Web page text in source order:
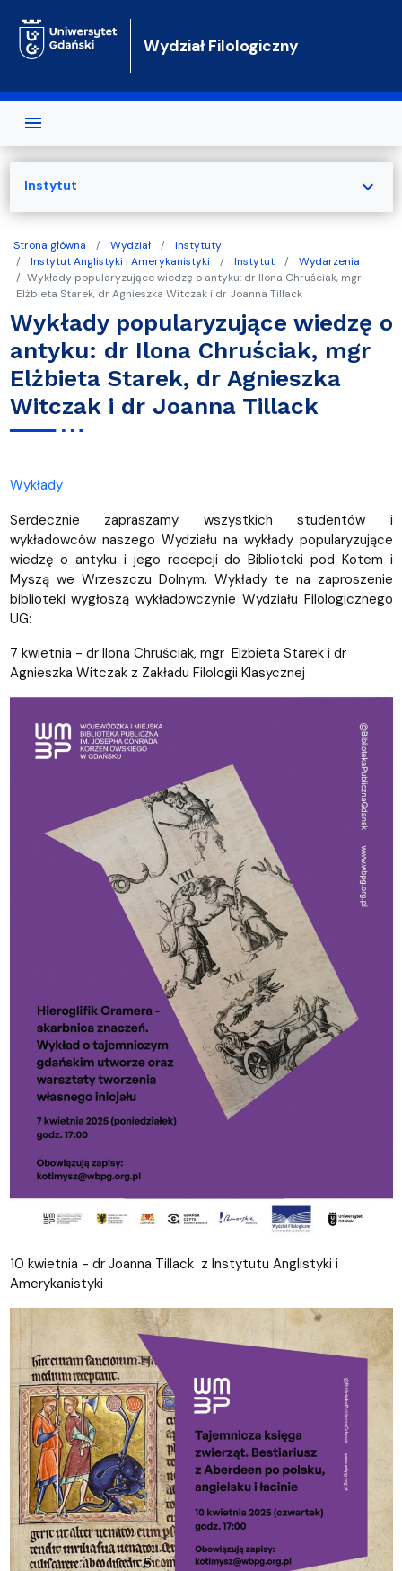
Wydział Filologiczny
Strona główna Wydział
Instytuty
Instytut Anglistyki i Amerykanistyki
Instytut
Wydarzenia
Wykłady popularyzujące wiedzę o antyku: dr Ilona Chruściak, mgr
Elżbieta Starek, dr Agnieszka Witczak i dr Joanna Tillack
Wykłady popularyzujące wiedzę o
antyku: dr Ilona Chruściak, mgr
Elżbieta Starek, dr Agnieszka
Witczak i dr Joanna Tillack
Wykłady
Serdecznie zapraszamy wszystkich studentów i
wykładowców naszego Wydziału na wykłady popularyzujące
wiedzę o antyku i jego recepcji do Biblioteki pod Kotem i
Myszą we Wrzeszczu Dolnym. Wykłady te na zaproszenie
biblioteki wygłoszą wykładowczynie Wydziału Filologicznego
UG:
7 kwietnia - dr Ilona Chruściak, mgr Elżbieta Starek i dr
Agnieszka Witczak z Zakładu Filologii Klasycznej
10 kwietnia - dr Joanna Tillack z Instytutu Anglistyki i
Amerykanistyki
Instytut expand_more